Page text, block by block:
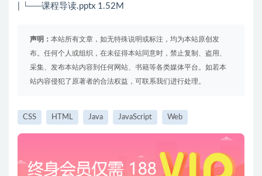
| └──课程导读.pptx 1.52M
声明： 本站所有文章，如无特殊说明或标注，均为本站原创发
布。任何个人或组织，在未征得本站同意时，禁止复制、盗用、
采集、发布本站内容到任何网站、书籍等各类媒体平台。如若本
站内容侵犯了原著者的合法权益，可联系我们进行处理。
CSS HTML Java JavaScript Web